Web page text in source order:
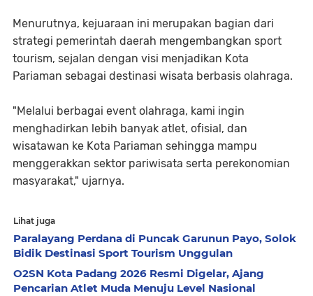
Menurutnya, kejuaraan ini merupakan bagian dari
strategi pemerintah daerah mengembangkan sport
tourism, sejalan dengan visi menjadikan Kota
Pariaman sebagai destinasi wisata berbasis olahraga.
"Melalui berbagai event olahraga, kami ingin
menghadirkan lebih banyak atlet, ofisial, dan
wisatawan ke Kota Pariaman sehingga mampu
menggerakkan sektor pariwisata serta perekonomian
masyarakat," ujarnya.
Lihat juga
Paralayang Perdana di Puncak Garunun Payo, Solok
Bidik Destinasi Sport Tourism Unggulan
O2SN Kota Padang 2026 Resmi Digelar, Ajang
Pencarian Atlet Muda Menuju Level Nasional